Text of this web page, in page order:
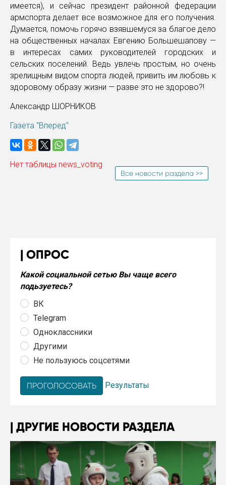
имеется), и сейчас президент районной федерации
армспорта делает все возможное для его получения.
Думается, помочь горячо взявшемуся за благое дело
на общественных началах Евгению Большешапову —
в интересах самих руководителей городских и
сельских поселений. Ведь увлечь простым, но очень
зрелищным видом спорта людей, привить им любовь к
здоровому образу жизни — разве это не здорово?!
Александр ШОРНИКОВ
Газета "Вперед"
Нет таблицы news_voting
Все новости раздела >>
ОПРОС
Какой социальной сетью Вы чаще всего
подьзуетесь?
ВК
Telegram
Одноклассники
Другими
Не пользуюсь соцсетями
Результаты
ДРУГИЕ НОВОСТИ РАЗДЕЛА